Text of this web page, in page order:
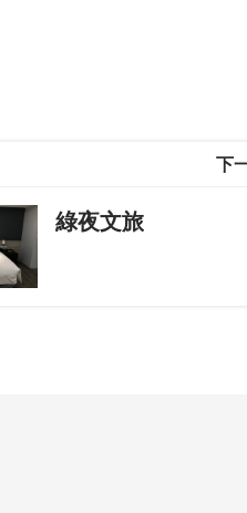
下
綠夜文旅